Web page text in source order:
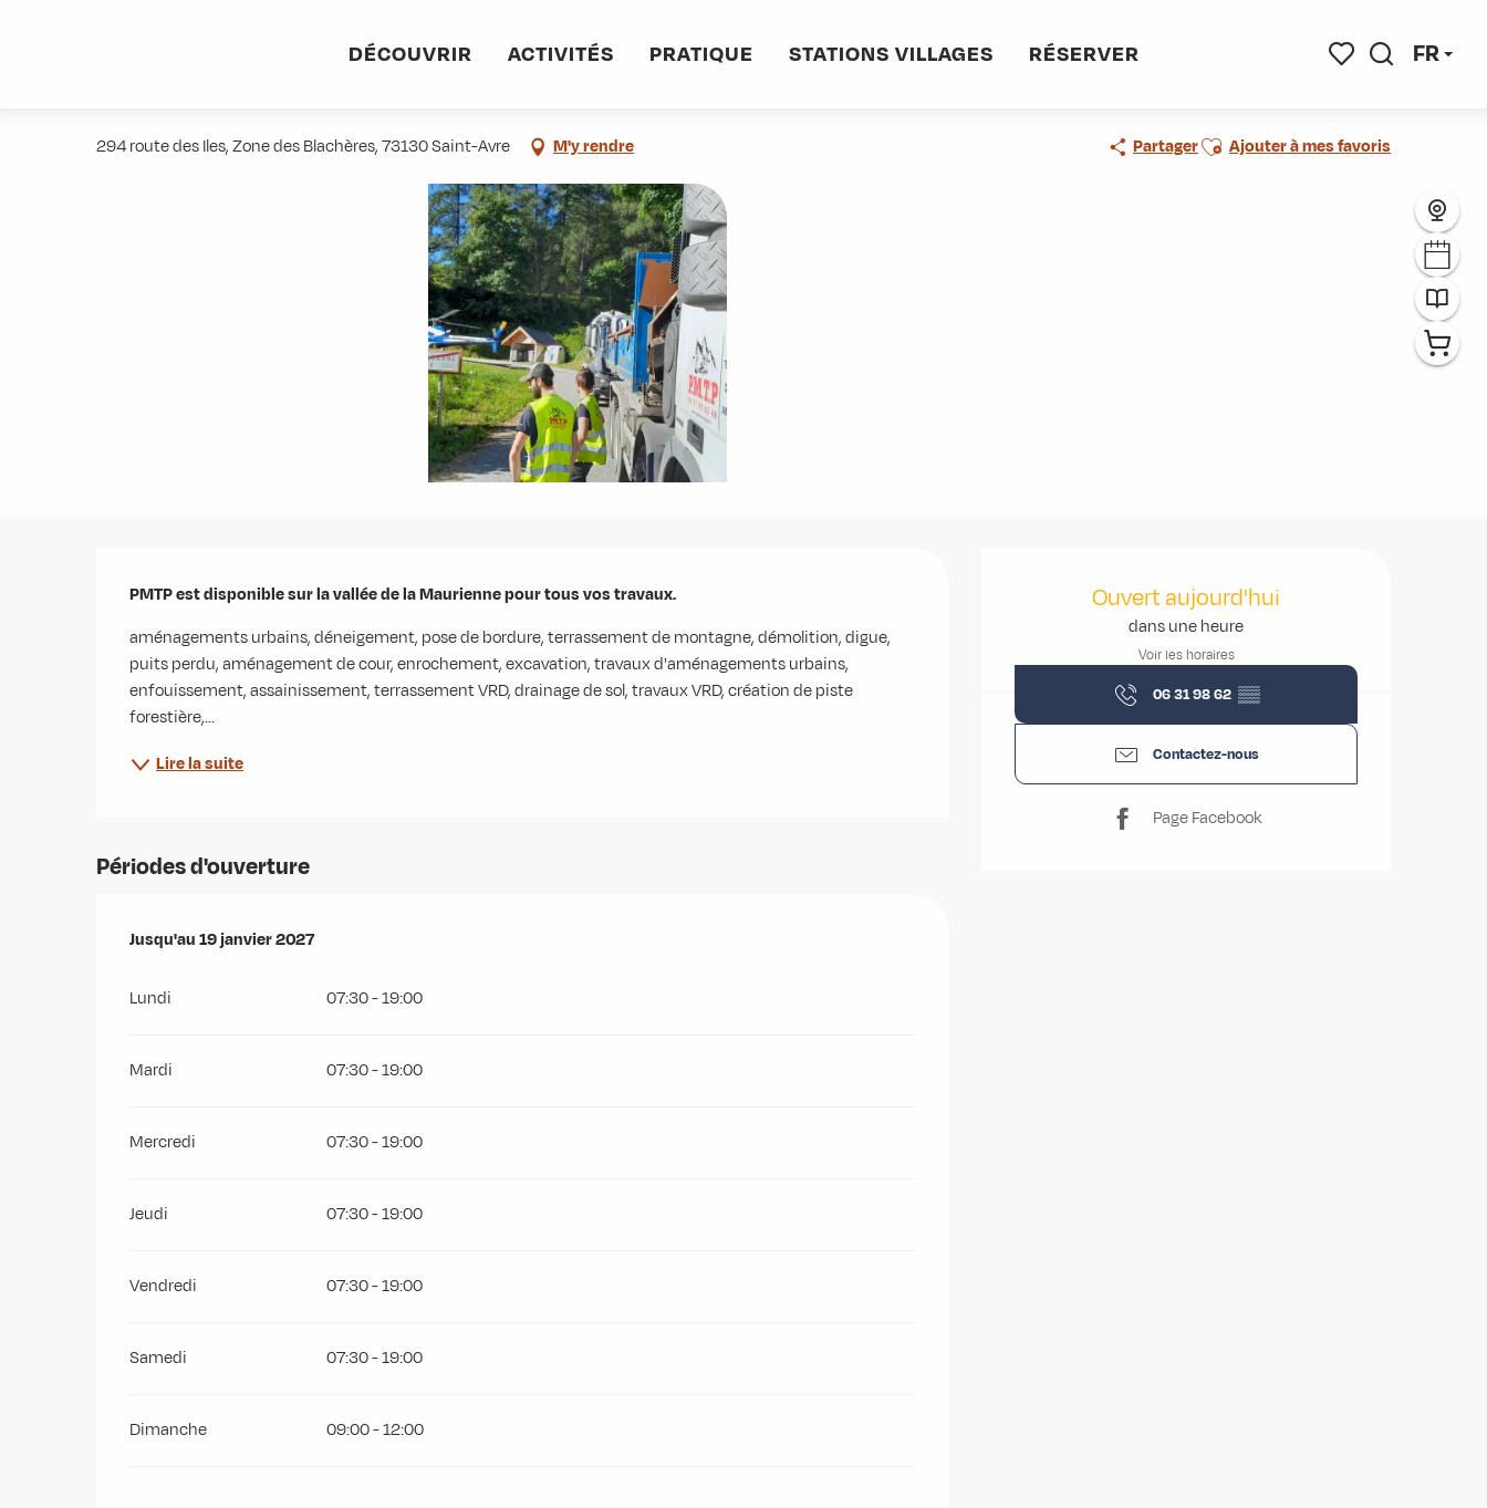
FR
DÉCOUVRIR ACTIVITÉS PRATIQUE STATIONS VILLAGES RÉSERVER
294 route des Iles, Zone des Blachères, 73130 Saint-Avre M'y rendre PartagerAjouter aux favoris
Ajouter à mes favoris
Ouverture et coordonnées
Ouvert aujourd'hui
dans une heure
Voir les horaires
06 31 98 62 ▒▒
Contactez-nous
Page Facebook
Description
PMTP est disponible sur la vallée de la Maurienne pour tous vos travaux.
aménagements urbains, déneigement, pose de bordure, terrassement de montagne, démolition, digue,
puits perdu, aménagement de cour, enrochement, excavation, travaux d'aménagements urbains,
enfouissement, assainissement, terrassement VRD, drainage de sol, travaux VRD, création de piste
forestière,...
Lire la suite
Périodes d'ouverture
Du20 janvier 2026au19 janvier 2027
Jusqu'au19 janvier 2027
Lundi 07:30 - 19:00
Mardi 07:30 - 19:00
Mercredi 07:30 - 19:00
Jeudi 07:30 - 19:00
Vendredi 07:30 - 19:00
Samedi 07:30 - 19:00
Dimanche 09:00 - 12:00